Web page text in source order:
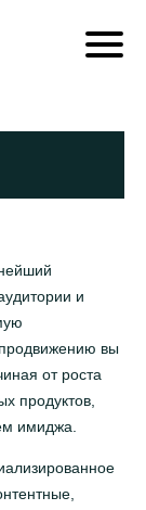
и
вы
от роста
продуктов,
имиджа.